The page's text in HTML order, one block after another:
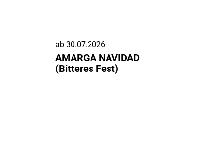
ab 30.07.2026
AMARGA NAVIDAD
(Bitteres Fest)